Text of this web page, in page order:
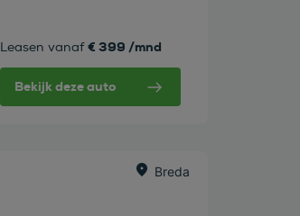
Leasen vanaf € 399 /mnd
Bekijk deze auto
Breda